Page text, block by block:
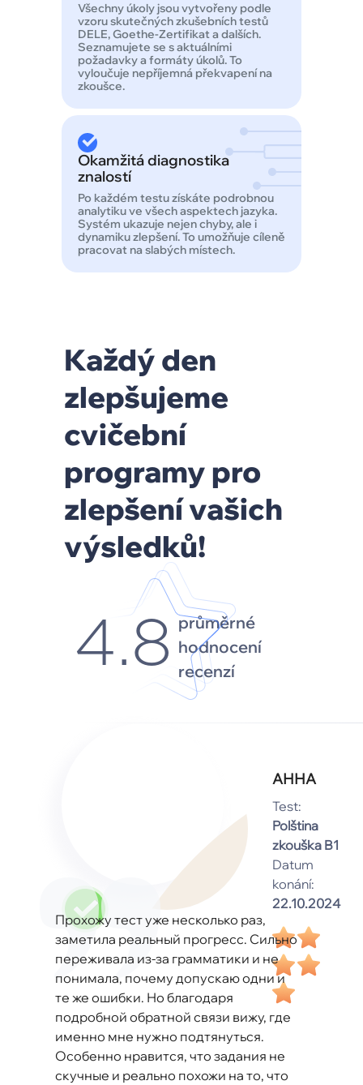
Všechny úkoly jsou vytvořeny podle
vzoru skutečných zkušebních testů
DELE, Goethe-Zertifikat a dalších.
Seznamujete se s aktuálními
požadavky a formáty úkolů. To
vyloučuje nepříjemná překvapení na
zkoušce.
Okamžitá diagnostika
znalostí
Po každém testu získáte podrobnou
analytiku ve všech aspektech jazyka.
Systém ukazuje nejen chyby, ale i
dynamiku zlepšení. To umožňuje cíleně
pracovat na slabých místech.
Každý den
zlepšujeme
cvičební
programy pro
zlepšení vašich
výsledků!
4.8 průměrné
hodnocení
recenzí
АННА
Test:
Polština
zkouška B1
Datum
konání:
22.10.2024
Прохожу тест уже несколько раз,
заметила реальный прогресс. Сильно
переживала из-за грамматики и не
понимала, почему допускаю одни и
те же ошибки. Но благодаря
подробной обратной связи вижу, где
именно мне нужно подтянуться.
Особенно нравится, что задания не
скучные и реально похожи на то, что